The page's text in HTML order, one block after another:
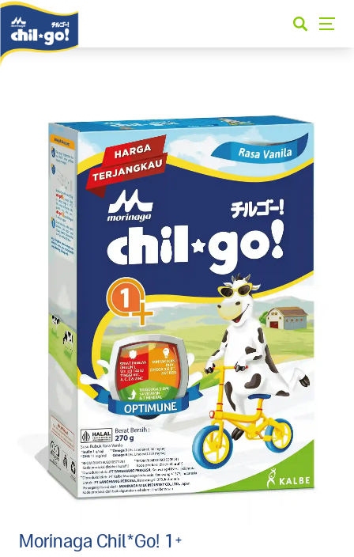
Morinaga Chil*Go! 1+